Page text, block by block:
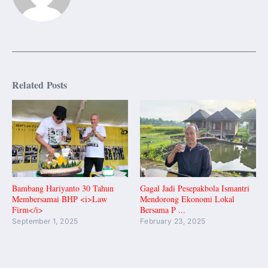
Related Posts
Bambang Hariyanto 30 Tahun
Membersamai BHP <i>Law
Firm</i>
September 1, 2025
Gagal Jadi Pesepakbola Ismantri
Mendorong Ekonomi Lokal
Bersama P ...
February 23, 2025